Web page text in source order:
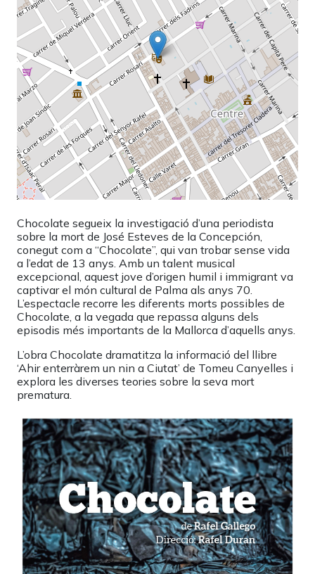
Chocolate segueix la investigació d’una periodista
sobre la mort de José Esteves de la Concepción,
conegut com a “Chocolate”, qui van trobar sense vida
a l’edat de 13 anys. Amb un talent musical
excepcional, aquest jove d’origen humil i immigrant va
captivar el món cultural de Palma als anys 70.
L’espectacle recorre les diferents morts possibles de
Chocolate, a la vegada que repassa alguns dels
episodis més importants de la Mallorca d’aquells anys.
L’obra Chocolate dramatitza la informació del llibre
‘Ahir enterràrem un nin a Ciutat’ de Tomeu Canyelles i
explora les diverses teories sobre la seva mort
prematura.